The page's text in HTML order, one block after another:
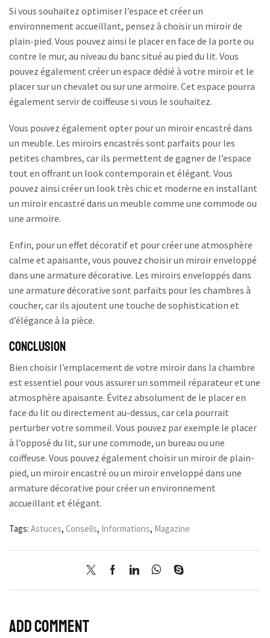
Si vous souhaitez optimiser l’espace et créer un
environnement accueillant, pensez à choisir un miroir de
plain-pied. Vous pouvez ainsi le placer en face de la porte ou
contre le mur, au niveau du banc situé au pied du lit. Vous
pouvez également créer un espace dédié à votre miroir et le
placer sur un chevalet ou sur une armoire. Cet espace pourra
également servir de coiffeuse si vous le souhaitez.
Vous pouvez également opter pour un miroir encastré dans
un meuble. Les miroirs encastrés sont parfaits pour les
petites chambres, car ils permettent de gagner de l’espace
tout en offrant un look contemporain et élégant. Vous
pouvez ainsi créer un look très chic et moderne en installant
un miroir encastré dans un meuble comme une commode ou
une armoire.
Enfin, pour un effet décoratif et pour créer une atmosphère
calme et apaisante, vous pouvez choisir un miroir enveloppé
dans une armature décorative. Les miroirs enveloppés dans
une armature décorative sont parfaits pour les chambres à
coucher, car ils ajoutent une touche de sophistication et
d’élégance à la pièce.
Conclusion
Bien choisir l’emplacement de votre miroir dans la chambre
est essentiel pour vous assurer un sommeil réparateur et une
atmosphère apaisante. Évitez absolument de le placer en
face du lit ou directement au-dessus, car cela pourrait
perturber votre sommeil. Vous pouvez par exemple le placer
à l’opposé du lit, sur une commode, un bureau ou une
coiffeuse. Vous pouvez également choisir un miroir de plain-
pied, un miroir encastré ou un miroir enveloppé dans une
armature décorative pour créer un environnement
accueillant et élégant.
Tags: Astuces, Conseils, Informations, Magazine
Add comment